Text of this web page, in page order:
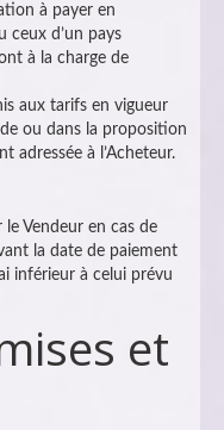
à payer en
ceux d’un pays
à la charge de
aux tarifs en vigueur
ou dans la proposition
adressée à l’Acheteur.
Vendeur en cas de
la date de paiement
inférieur à celui prévu
et